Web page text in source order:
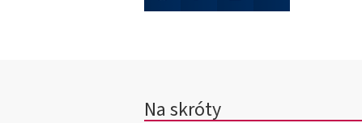
Na skróty